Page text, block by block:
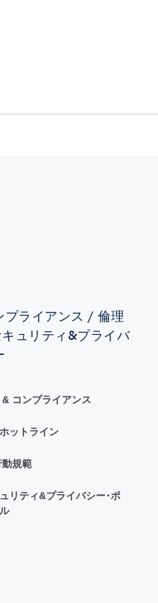
プライアンス / 倫理
ュリティ&プライバ
コンプライアンス
ットライン
規範
リティ&プライバシー･ポ